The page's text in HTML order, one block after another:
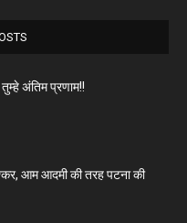
अंतिम प्रणाम!!
आम आदमी की तरह पटना की